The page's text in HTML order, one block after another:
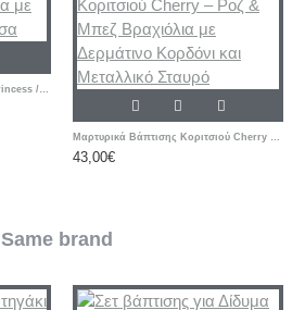
Σετ Βάπτισης Κοριτσιού Little Princess / Στέμμα με Ζωγραφισμένη Βαλίτσα
Μαρτυρικά Βάπτισης Κοριτσιού Cherry – Ροζ & Μπεζ Βραχιόλια με Δερμάτινο Κορδόνι και Μεταλλικό Σταυρό
43,00€
Same brand